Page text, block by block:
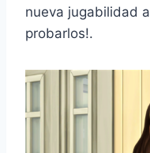
nueva jugabilidad
probarlos!.